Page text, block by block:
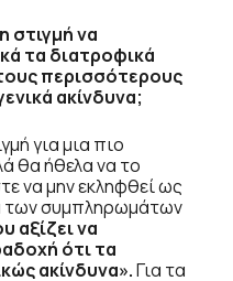
στιγμή να
τα διατροφικά
περισσότερους
ακίνδυνα;
για μια πιο
θα ήθελα να το
να μην εκληφθεί ως
των συμπληρωμάτων
αξίζει να
ότι τα
ακίνδυνα».Για τα